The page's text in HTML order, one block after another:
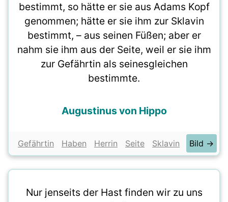
bestimmt, so hätte er sie aus Adams Kopf
genommen; hätte er sie ihm zur Sklavin
bestimmt, – aus seinen Füßen; aber er
nahm sie ihm aus der Seite, weil er sie ihm
zur Gefährtin als seinesgleichen
bestimmte.
Augustinus von Hippo
Gefährtin Haben Herrin Seite Sklavin Bild →
Nur jenseits der Hast finden wir zu uns